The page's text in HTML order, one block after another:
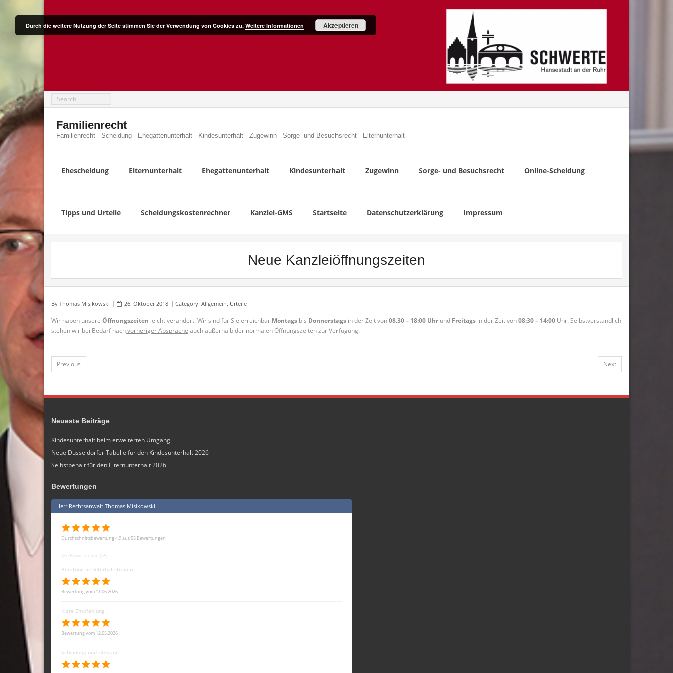
to
content
Familienrecht
Familienrecht - Scheidung - Ehegattenunterhalt - Kindesunterhalt - Zugewinn - Sorge- und Besuchsrecht - Elternunterhalt
Ehescheidung Elternunterhalt Ehegattenunterhalt Kindesunterhalt Zugewinn Sorge- und Besuchsrecht Online-Scheidung
Tipps und Urteile Scheidungskostenrechner Kanzlei-GMS Startseite Datenschutzerklärung Impressum
Neue Kanzleiöffnungszeiten
By Thomas Misikowski 26. Oktober 2018 Category: Allgemein, Urteile
Wir haben unsere Öffnungszeiten leicht verändert. Wir sind für Sie erreichbar Montags bis Donnerstags in der Zeit von08.30 – 18:00 Uhr und Freitags in der Zeit von08:30 – 14:00 Uhr. Selbstverständlich
stehen wir bei Bedarf nachvorheriger Absprache auch außerhalb der normalen Öffnungszeiten zur Verfügung.
Previous Next
Neueste Beiträge
Kindesunterhalt beim erweiterten Umgang
Neue Düsseldorfer Tabelle für den Kindesunterhalt 2026
Selbstbehalt für den Elternunterhalt 2026
Bewertungen
Herr Rechtsanwalt Thomas Misikowski
Durchschnittsbewertung 4,9 aus 55 Bewertungen
Alle Bewertungen (55)
Beratung in Unterhaltsfragen
Bewertung vom 11.06.2026
Klare Empfehlung
Bewertung vom 12.05.2026
Scheidung und Umgang
Durch die weitere Nutzung der Seite stimmen Sie der Verwendung von Cookies zu. Weitere Informationen Akzeptieren